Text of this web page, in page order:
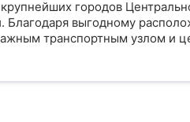
городов
Благодаря выгодному
транспортным узлом и